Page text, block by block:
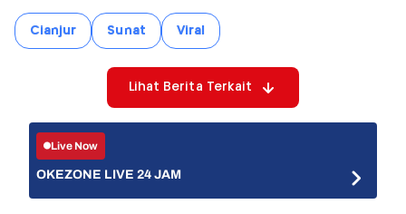
Cianjur Sunat Viral
Lihat Berita Terkait
Live Now
OKEZONE LIVE 24 JAM